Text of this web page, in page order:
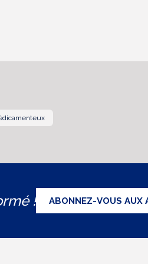
! ABONNEZ-VOUS AUX